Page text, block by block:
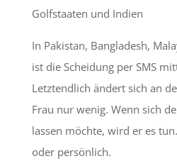
Golfstaaten und Indien
In Pakistan, Bangladesh,
ist die Scheidung per SMS
Letztendlich ändert sich an
Frau nur wenig. Wenn sich
lassen möchte, wird er es
oder persönlich.